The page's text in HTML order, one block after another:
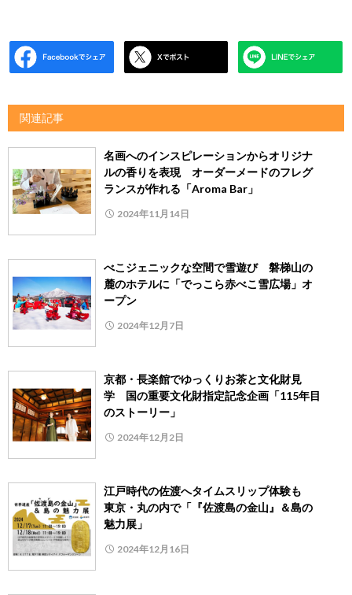
関連記事
名画へのインスピレーションからオリジナ
ルの香りを表現 オーダーメードのフレグ
ランスが作れる「Aroma Bar」
2024年11月14日
べこジェニックな空間で雪遊び 磐梯山の
麓のホテルに「でっこら赤べこ雪広場」オ
ープン
2024年12月7日
京都・長楽館でゆっくりお茶と文化財見
学 国の重要文化財指定記念企画「115年目
のストーリー」
2024年12月2日
江戸時代の佐渡へタイムスリップ体験も
東京・丸の内で「『佐渡島の金山』＆島の
魅力展」
2024年12月16日